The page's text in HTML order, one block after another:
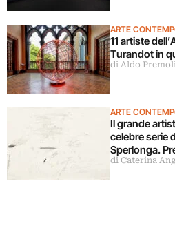
ARTE
11 artiste
Turandot in
di Aldo Premoli
ARTE
Il grande
celebre serie
Sperlonga.
di Caterina